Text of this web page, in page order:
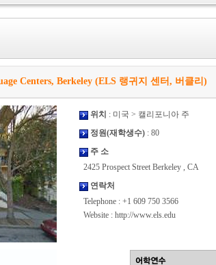
Centers, Berkeley (ELS 랭귀지 센터, 버클리)
위치 : 미국 > 캘리포니아 주
정원(재학생수): 80
주 소
2425 Prospect Street Berkeley , CA
연락처
Telephone : +1 609 750 3566
Website : http://www.els.edu